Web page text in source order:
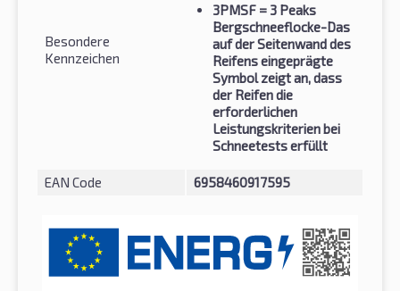
Besondere
Kennzeichen
3PMSF = 3 Peaks
Bergschneeflocke-Das
auf der Seitenwand des
Reifens eingeprägte
Symbol zeigt an, dass
der Reifen die
erforderlichen
Leistungskriterien bei
Schneetests erfüllt
EAN Code 6958460917595